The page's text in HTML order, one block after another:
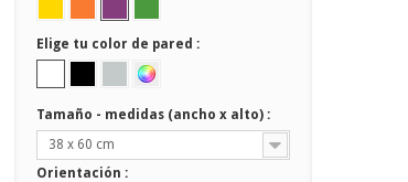
Elige tu color de pared :
Tamaño - medidas (ancho x alto) :
38 x 60 cm
Orientación :